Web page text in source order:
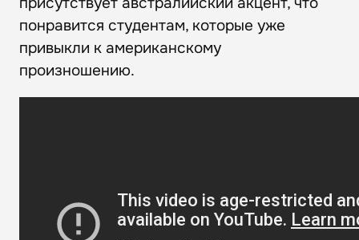
понравится студентам, которые уже
привыкли к американскому
произношению.